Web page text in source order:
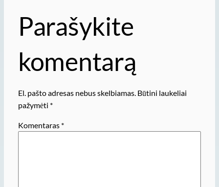
Parašykite
komentarą
El. pašto adresas nebus skelbiamas. Būtini laukeliai
pažymėti *
Komentaras *